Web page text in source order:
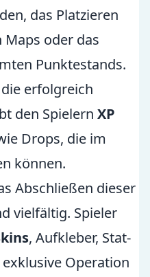
das Platzieren
oder das
Punktestands.
erfolgreich
den Spielern XP
Drops, die im
können.
Abschließen dieser
vielfältig. Spieler
, Aufkleber, Stat-
Operation